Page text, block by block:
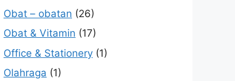
Obat – obatan (26)
Obat & Vitamin (17)
Office & Stationery (1)
Olahraga (1)